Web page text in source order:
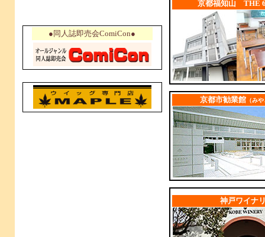
●同人誌即売会ComiCon●
京都福知山 THE
京都市勧業館 （み
神戸ワイナ